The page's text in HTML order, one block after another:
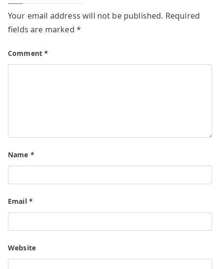
Your email address will not be published. Required
fields are marked *
Comment*
Name *
Email *
Website